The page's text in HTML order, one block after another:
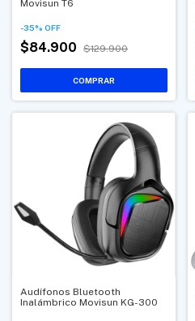
Movisun T6
-35% OFF
$84.900 $129.900
Audífonos Bluetooth
Inalámbrico Movisun KG-300